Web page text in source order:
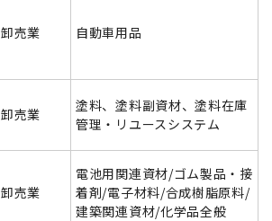
卸売業 自動車用品
卸売業
塗料、塗料副資材、塗料在庫
管理・リユースシステム
卸売業
電池用関連資材/ゴム製品・接
着剤/電子材料/合成樹脂原料/
建築関連資材/化学品全般